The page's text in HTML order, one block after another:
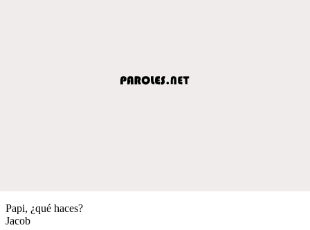
Papi, ¿qué haces?
Jacob